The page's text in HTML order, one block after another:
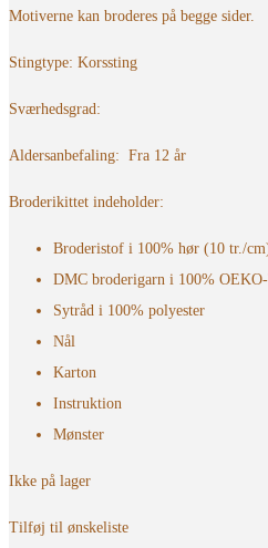
Motiverne kan broderes på begge sider.
Stingtype: Korssting
Sværhedsgrad:
Aldersanbefaling: Fra 12 år
Broderikittet indeholder:
Broderistof i 100% hør (10 tr./
DMC broderigarn i 100%
Sytråd i 100% polyester
Nål
Karton
Instruktion
Mønster
Ikke på lager
Tilføj til ønskeliste